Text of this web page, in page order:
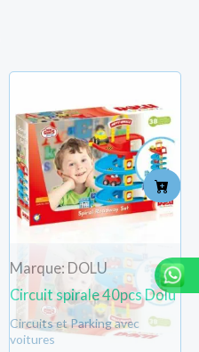
Marque: DOLU
Circuit spirale 40pcs Dolu
Circuits et Parking avec
voitures